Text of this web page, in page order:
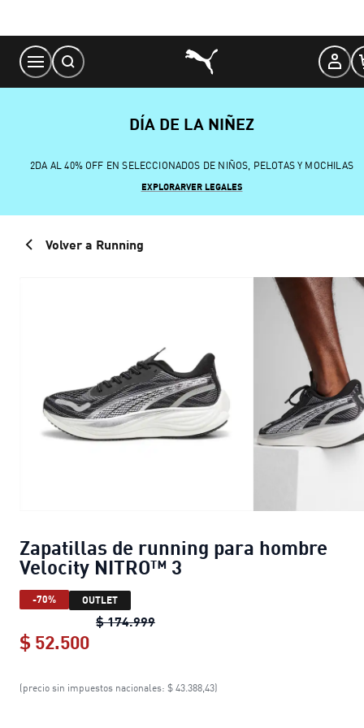
Content
DÍA DE LA NIÑEZ
2DA AL 40% OFF EN SELECCIONADOS DE NIÑOS, PELOTAS Y MOCHILAS
EXPLORARVER LEGALES
Volver a Running
Zapatillas de running para hombre
Velocity NITRO™ 3
-70% OUTLET
$ 174.999Zapatillas de running para hombre
$ 52.500
Zapatillas de running para hombre
(precio sin impuestos nacionales: $ 43.388,43)